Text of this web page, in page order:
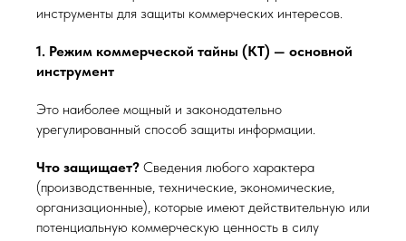
инструменты для защиты коммерческих интересов.
1. Режим коммерческой тайны (КТ) — основной
инструмент
Это наиболее мощный и законодательно
урегулированный способ защиты информации.
Что защищает? Сведения любого характера
(производственные, технические, экономические,
организационные), которые имеют действительную или
потенциальную коммерческую ценность в силу